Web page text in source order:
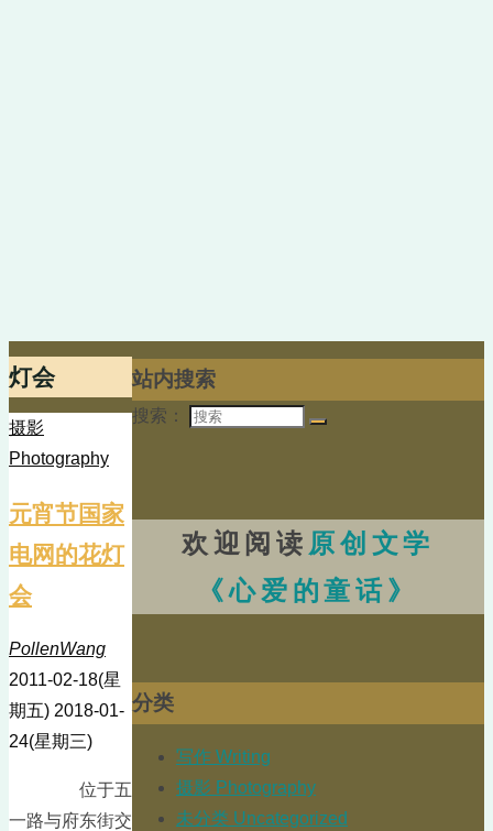
灯会
摄影
Photography
元宵节国家
电网的花灯
会
PollenWang
2011-02-18(星
期五) 2018-01-
24(星期三)
位于五
一路与府东街交
站内搜索
搜索：
欢迎阅读 原创文学
《心爱的童话》
分类
写作 Writing
摄影 Photography
未分类 Uncategorized